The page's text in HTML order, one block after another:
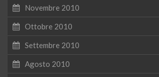
Novembre 2010
Ottobre 2010
Settembre 2010
Agosto 2010